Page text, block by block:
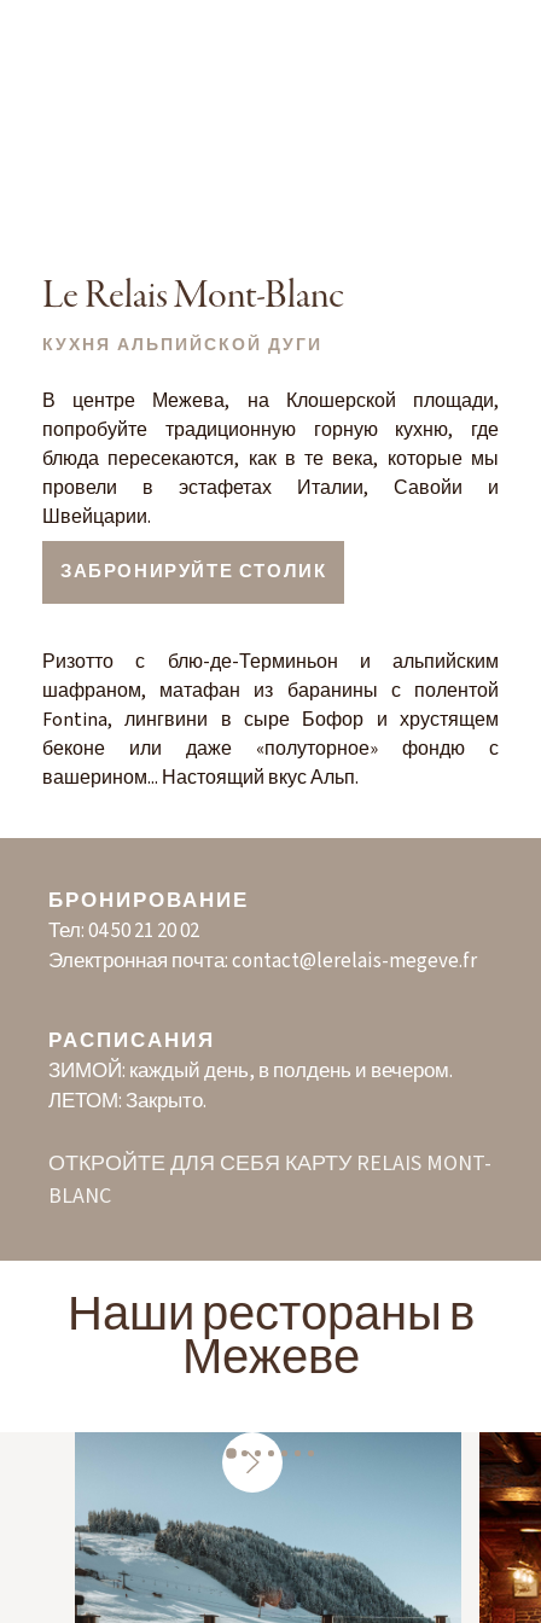
Le Relais Mont-Blanc
КУХНЯ АЛЬПИЙСКОЙ ДУГИ
В центре Межева, на Клошерской площади,
попробуйте традиционную горную кухню, где
блюда пересекаются, как в те века, которые мы
провели в эстафетах Италии, Савойи и
Швейцарии.
ЗАБРОНИРУЙТЕ СТОЛИК
Ризотто с блю-де-Терминьон и альпийским
шафраном, матафан из баранины с полентой
Fontina, лингвини в сыре Бофор и хрустящем
беконе или даже «полуторное» фондю с
вашерином... Настоящий вкус Альп.
БРОНИРОВАНИЕ
Тел:04 50 21 20 02
Электронная почта:contact@lerelais-megeve.fr
РАСПИСАНИЯ
ЗИМОЙ: каждый день, в полдень и вечером.
ЛЕТОМ: Закрыто.
ОТКРОЙТЕ ДЛЯ СЕБЯ КАРТУ RELAIS MONT-
BLANC
Наши рестораны в
Межеве